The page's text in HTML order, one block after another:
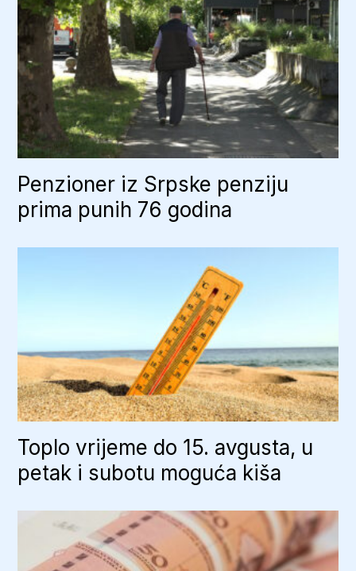
Penzioner iz Srpske penziju
prima punih 76 godina
Toplo vrijeme do 15. avgusta, u
petak i subotu moguća kiša